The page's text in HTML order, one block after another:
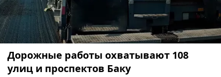
Дорожные работы охватывают 108
улиц и проспектов Баку